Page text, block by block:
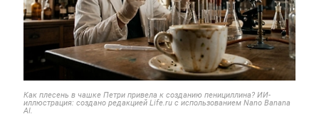
Как плесень в чашке Петри привела к созданию пенициллина? ИИ-
иллюстрация: создано редакцией Life.ru с использованием Nano Banana
AI.